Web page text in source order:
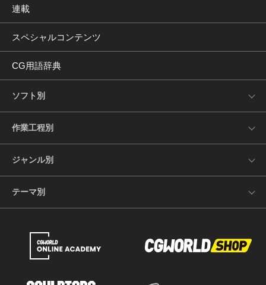
連載
スペシャルコンテンツ
CG用語辞典
ソフト別
作業工程別
ジャンル別
テーマ別